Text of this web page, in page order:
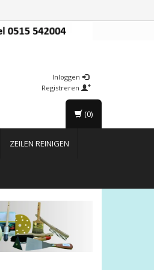
Inloggen
Registreren
ZEILEN REINIGEN
(0)